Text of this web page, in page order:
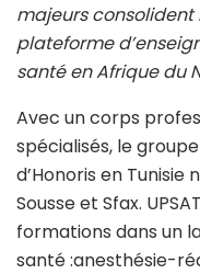
majeurs
plateforme
santé en Afrique du
Avec un corps
spécialisés, le
d’Honoris en
Sousse et Sfax.
formations dans un
santé :anesthésie-